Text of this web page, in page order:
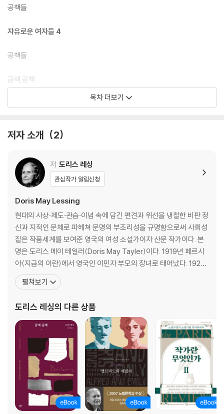
사회 참여와 육아, 여성이 대중교통 수단이나 길거리 등 일상에서 느끼는
절과 무력감 등 그 과정에서 수면 위로 떠오른 이슈들이 『금색 공책』에도
한 현재성은, 도리스 레싱 탄생 100주년인 2019년 한국의 독자들에게도
공책들
자유로운 여자들 4
공책들
금색 공책
작가연보
목차 더보기
저자 소개 2
저 도리스 레싱
관심작가 알림신청
Doris May Lessing
현대의 사상·제도·관습·이념 속에 담긴 편견과 위선을 냉철한 비판 정
신과 지적인 문체로 파헤쳐 문명의 부조리성을 규명함으로써 사회성
짙은 작품세계를 보여준 영국의 여성 소설가이자 산문 작가이다. 본
명은 도리스 메이 테일러(Doris May Tayler)이다. 1919년 페르시
아(지금의 이란)에서 영국인 이민자 부모의 장녀로 태어났다. 1925
년에 가족이 영국령 남로디지아(지금의 짐바브웨)로 이주해 농장을
운영하면서 식민지의 흑백 분리와 인종주의를 목격하며 유년기를 보
교를 다녔다. 쏠즈베리 여학교에서 수학했으
펼쳐보기
도리스 레싱의 다른 상품